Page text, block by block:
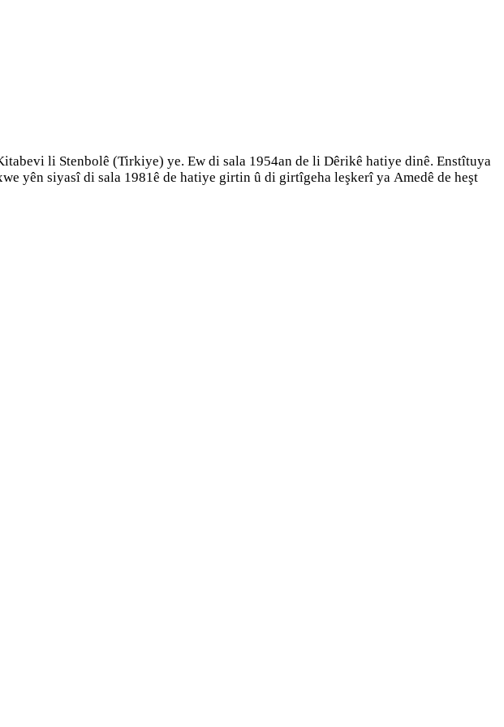
li Stenbolê (Tirkiye) ye. Ew di sala 1954an de li Dêrikê hatiye dinê. Enstîtuya
yên siyasî di sala 1981ê de hatiye girtin û di girtîgeha leşkerî ya Amedê de heşt